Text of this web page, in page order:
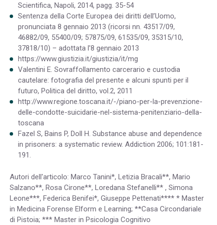
Scientifica, Napoli, 2014, pagg. 35-54
Sentenza della Corte Europea dei diritti dell’Uomo,
pronunciata 8 gennaio 2013 (ricorsi nn. 43517/09,
46882/09, 55400/09; 57875/09, 61535/09, 35315/10,
37818/10) – adottata l’8 gennaio 2013
https://www.giustizia.it/giustizia/it/mg
Valentini E. Sovraffollamento carcerario e custodia
cautelare: fotografia del presente e alcuni spunti per il
futuro, Politica del diritto, vol.2, 2011
http://www.regione.toscana.it/-/piano-per-la-prevenzione-
delle-condotte-suicidarie-nel-sistema-penitenziario-della-
toscana
Fazel S, Bains P, Doll H. Substance abuse and dependence
in prisoners: a systematic review. Addiction 2006; 101:181-
191.
Autori dell'articolo: Marco Tanini*, Letizia Bracali**, Mario
Salzano**, Rosa Cirone**, Loredana Stefanelli** , Simona
Leone***, Federica Benifei*, Giuseppe Pettenati**** * Master
in Medicina Forense Elform e Learning; **Casa Circondariale
di Pistoia; *** Master in Psicologia Cognitivo